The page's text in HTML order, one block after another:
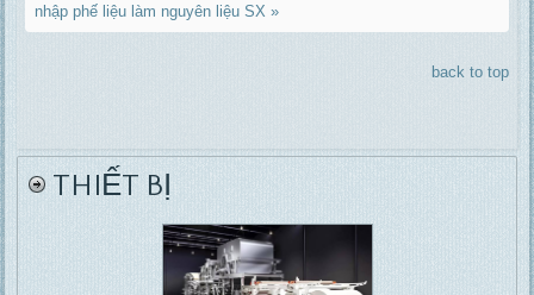
nhập phế liệu làm nguyên liệu SX »
back to top
THIẾT BỊ